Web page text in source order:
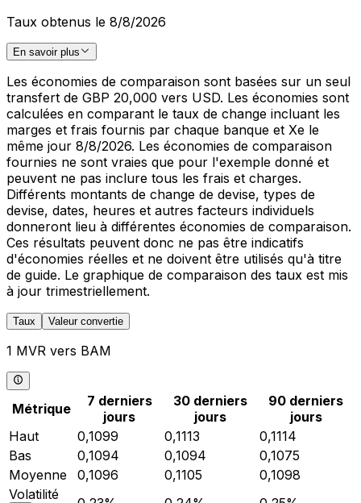
Taux obtenus le 8/8/2026
En savoir plus
Les économies de comparaison sont basées sur un seul
transfert de GBP 20,000 vers USD. Les économies sont
calculées en comparant le taux de change incluant les
marges et frais fournis par chaque banque et Xe le
même jour 8/8/2026. Les économies de comparaison
fournies ne sont vraies que pour l'exemple donné et
peuvent ne pas inclure tous les frais et charges.
Différents montants de change de devise, types de
devise, dates, heures et autres facteurs individuels
donneront lieu à différentes économies de comparaison.
Ces résultats peuvent donc ne pas être indicatifs
d'économies réelles et ne doivent être utilisés qu'à titre
de guide. Le graphique de comparaison des taux est mis
à jour trimestriellement.
Taux Valeur convertie
1 MVR vers BAM
Métrique
7 derniers
jours
30 derniers
jours
90 derniers
jours
Haut
0,1099 0,1113
0,1114
Bas
0,1094 0,1094
0,1075
Moyenne
0,1096 0,1105
0,1098
Volatilité